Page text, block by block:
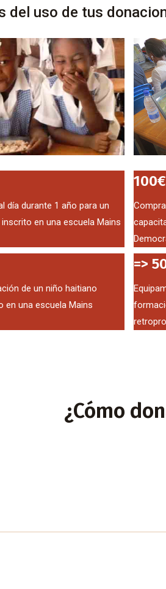
del uso de tus
día durante 1 año para un
en una escuela Mains
de un niño haitiano
en una escuela Mains
100€
=>
¿Cómo